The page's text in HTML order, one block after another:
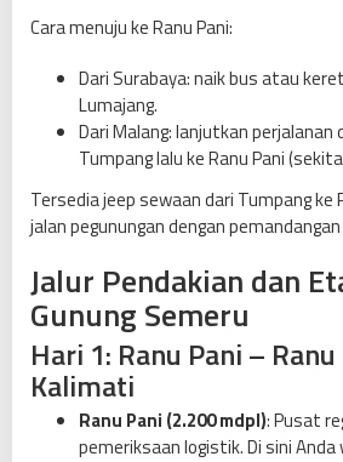
Cara menuju ke Ranu Pani:
Dari Surabaya: naik bus atau
Lumajang.
Dari Malang: lanjutkan perjalanan
Tumpang lalu ke Ranu Pani
Tersedia jeep sewaan dari Tumpang ke
jalan pegunungan dengan
Jalur Pendakian dan
Gunung Semeru
Hari 1: Ranu Pani –
Kalimati
Ranu Pani (2.200 mdpl): Pusat
pemeriksaan logistik. Di sini